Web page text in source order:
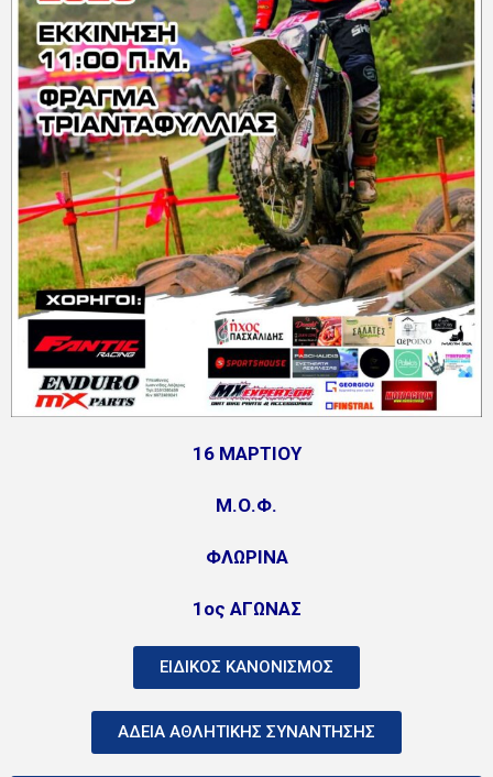
16 ΜΑΡΤΙΟΥ
Μ.Ο.Φ.
ΦΛΩΡΙΝΑ
1ος ΑΓΩΝΑΣ
ΕΙΔΙΚΟΣ ΚΑΝΟΝΙΣΜΟΣ
ΑΔΕΙΑ ΑΘΛΗΤΙΚΗΣ ΣΥΝΑΝΤΗΣΗΣ